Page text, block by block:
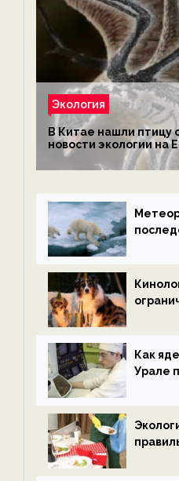
Экология
В Китае нашли птицу
новости экологии на
Как
Урале